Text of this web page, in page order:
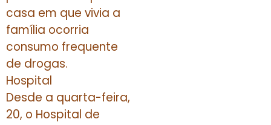
casa em que vivia a
família ocorria
consumo frequente
de drogas.
Hospital
Desde a quarta-feira,
20, o Hospital de